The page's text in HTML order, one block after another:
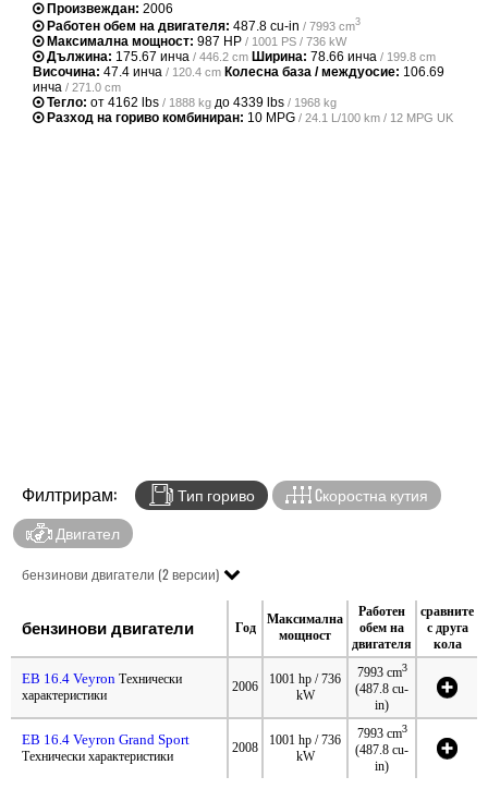
Произвеждан: 2006
Работен обем на двигателя: 487.8 cu-in / 7993 cm3
Максимална мощност: 987 HP / 1001 PS / 736 kW
Дължина: 175.67 инча / 446.2 cm Ширина: 78.66 инча / 199.8 cm
Височина: 47.4 инча / 120.4 cm Колесна база / междуосие: 106.69
инча / 271.0 cm
Тегло: от 4162 lbs / 1888 kg до 4339 lbs / 1968 kg
Разход на гориво комбиниран: 10 MPG / 24.1 L/100 km / 12 MPG UK
Филтрирам: Тип гориво
Cкоростна кутия
Двигател
бензинови двигатели (2 версии)
бензинови двигатели Год
Максимална
мощност
Работен
обем на
двигателя
сравните
с друга
кола
EB 16.4 Veyron Технически
характеристики
2006
1001 hp / 736
kW
7993 cm3
(487.8 cu-
in)
EB 16.4 Veyron Grand Sport
Технически характеристики
2008
1001 hp / 736
kW
7993 cm3
(487.8 cu-
in)